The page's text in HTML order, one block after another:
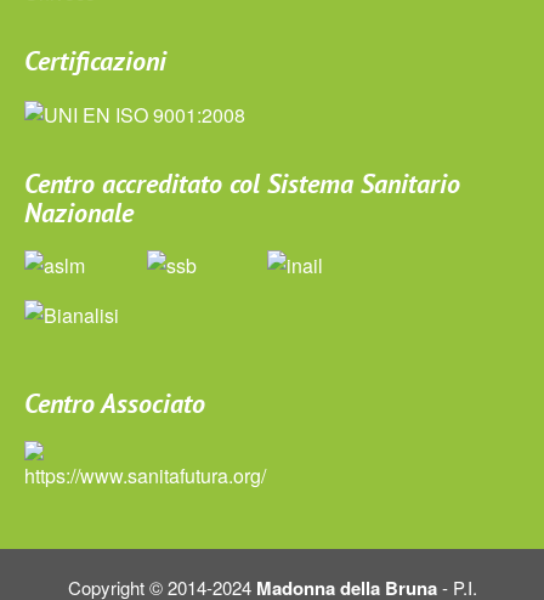
Certificazioni
Centro accreditato col Sistema Sanitario
Nazionale
Centro Associato
Copyright © 2014-2024 Madonna della Bruna- P.I.